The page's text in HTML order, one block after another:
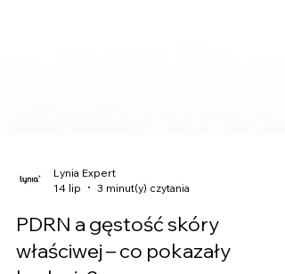
Lynia Expert
14 lip
3 minut(y) czytania